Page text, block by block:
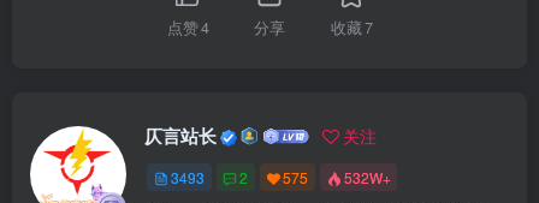
点赞4 分享 收藏7
仄言站长 关注
3493 2 575 532W+